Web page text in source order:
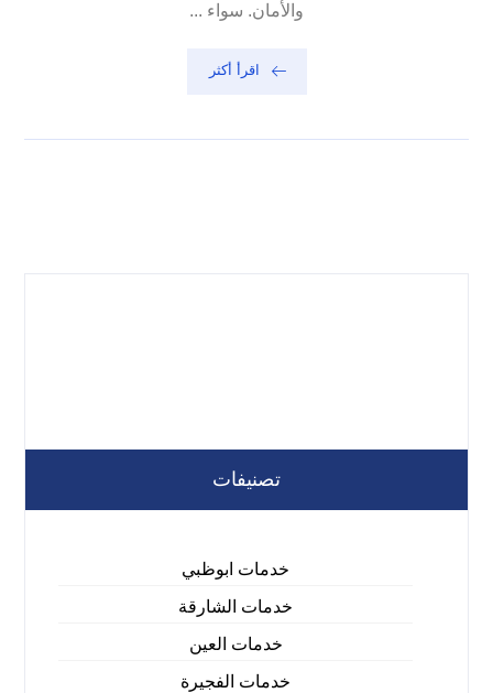
والأمان. سواء ...
اقرأ أكثر
تصنيفات
خدمات ابوظبي
خدمات الشارقة
خدمات العين
خدمات الفجيرة